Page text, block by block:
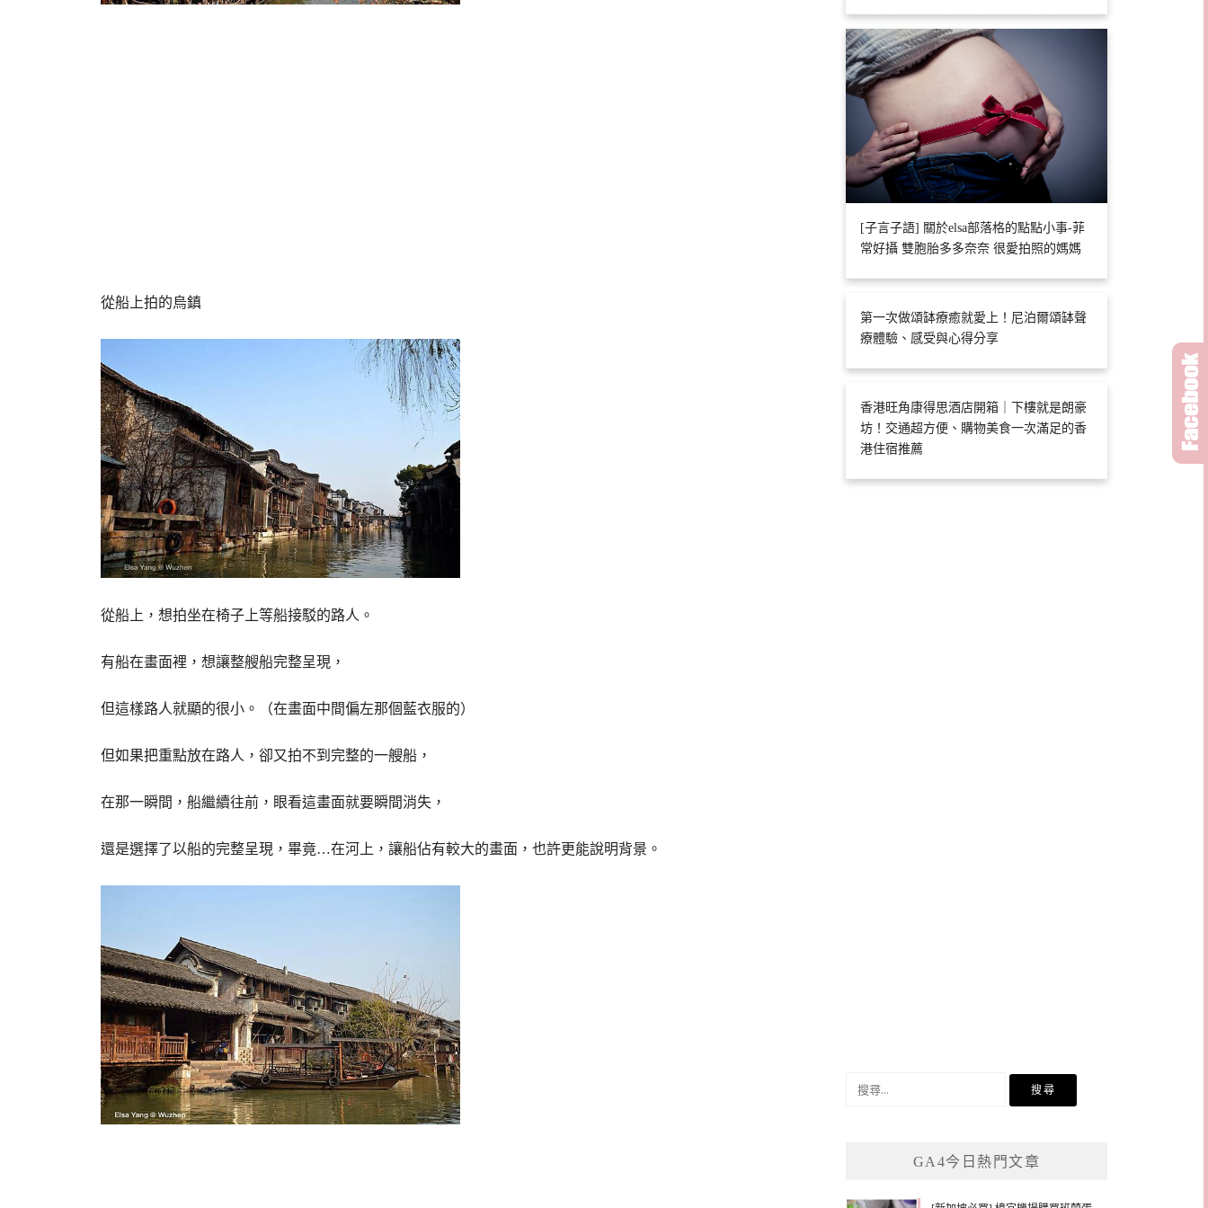
從船上拍的烏鎮
從船上，想拍坐在椅子上等船接駁的路人。
有船在畫面裡，想讓整艘船完整呈現，
但這樣路人就顯的很小。（在畫面中間偏左那個藍衣服的）
但如果把重點放在路人，卻又拍不到完整的一艘船，
在那一瞬間，船繼續往前，眼看這畫面就要瞬間消失，
還是選擇了以船的完整呈現，畢竟…在河上，讓船佔有較大的畫面，也許更能說明背景。
[子言子語] 關於elsa部落格的點點小事-菲
常好攝 雙胞胎多多奈奈 很愛拍照的媽媽
第一次做頌缽療癒就愛上！尼泊爾頌缽聲
療體驗、感受與心得分享
香港旺角康得思酒店開箱｜下樓就是朗豪
坊！交通超方便、購物美食一次滿足的香
港住宿推薦
GA4今日熱門文章